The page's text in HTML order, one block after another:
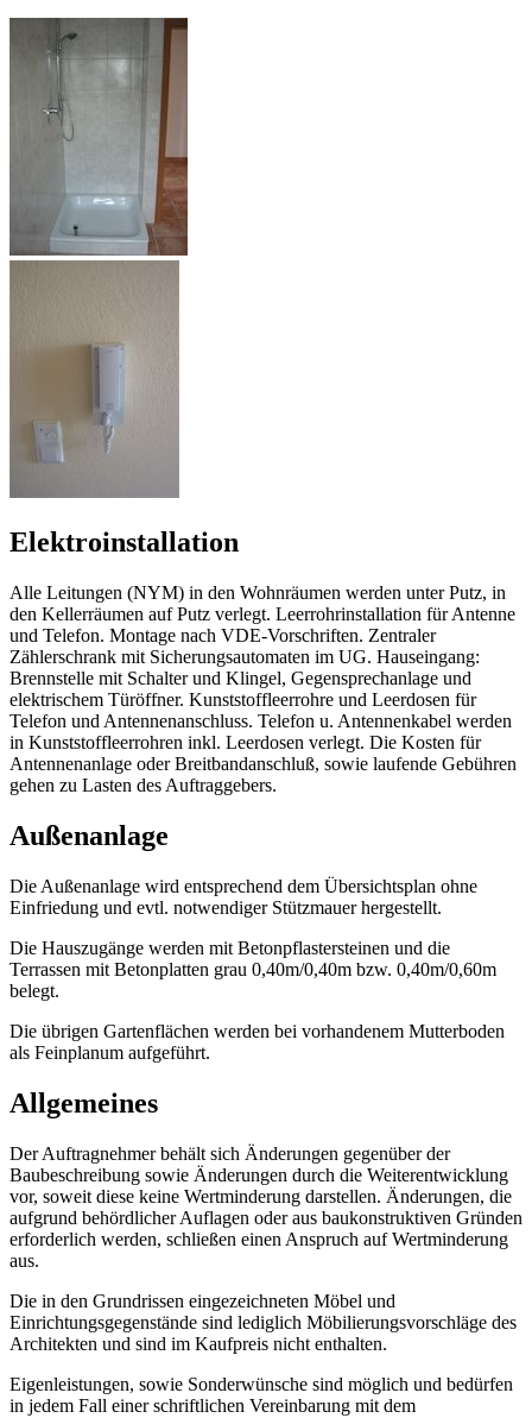
Elektroinstallation
Alle Leitungen (NYM) in den Wohnräumen werden unter Putz, in
den Kellerräumen auf Putz verlegt. Leerrohrinstallation für Antenne
und Telefon. Montage nach VDE-Vorschriften. Zentraler
Zählerschrank mit Sicherungsautomaten im UG. Hauseingang:
Brennstelle mit Schalter und Klingel, Gegensprechanlage und
elektrischem Türöffner. Kunststoffleerrohre und Leerdosen für
Telefon und Antennenanschluss. Telefon u. Antennenkabel werden
in Kunststoffleerrohren inkl. Leerdosen verlegt. Die Kosten für
Antennenanlage oder Breitbandanschluß, sowie laufende Gebühren
gehen zu Lasten des Auftraggebers.
Außenanlage
Die Außenanlage wird entsprechend dem Übersichtsplan ohne
Einfriedung und evtl. notwendiger Stützmauer hergestellt.
Die Hauszugänge werden mit Betonpflastersteinen und die
Terrassen mit Betonplatten grau 0,40m/0,40m bzw. 0,40m/0,60m
belegt.
Die übrigen Gartenflächen werden bei vorhandenem Mutterboden
als Feinplanum aufgeführt.
Allgemeines
Der Auftragnehmer behält sich Änderungen gegenüber der
Baubeschreibung sowie Änderungen durch die Weiterentwicklung
vor, soweit diese keine Wertminderung darstellen. Änderungen, die
aufgrund behördlicher Auflagen oder aus baukonstruktiven Gründen
erforderlich werden, schließen einen Anspruch auf Wertminderung
aus.
Die in den Grundrissen eingezeichneten Möbel und
Einrichtungsgegenstände sind lediglich Möbilierungsvorschläge des
Architekten und sind im Kaufpreis nicht enthalten.
Eigenleistungen, sowie Sonderwünsche sind möglich und bedürfen
in jedem Fall einer schriftlichen Vereinbarung mit dem